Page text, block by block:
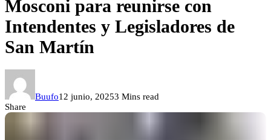
Mosconi para reunirse con
Intendentes y Legisladores de
San Martín
Buufo12 junio, 20253 Mins read
Share